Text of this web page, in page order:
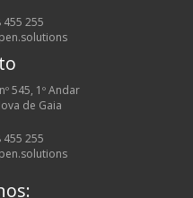
455 255
545, 1º Andar
de Gaia
455 255